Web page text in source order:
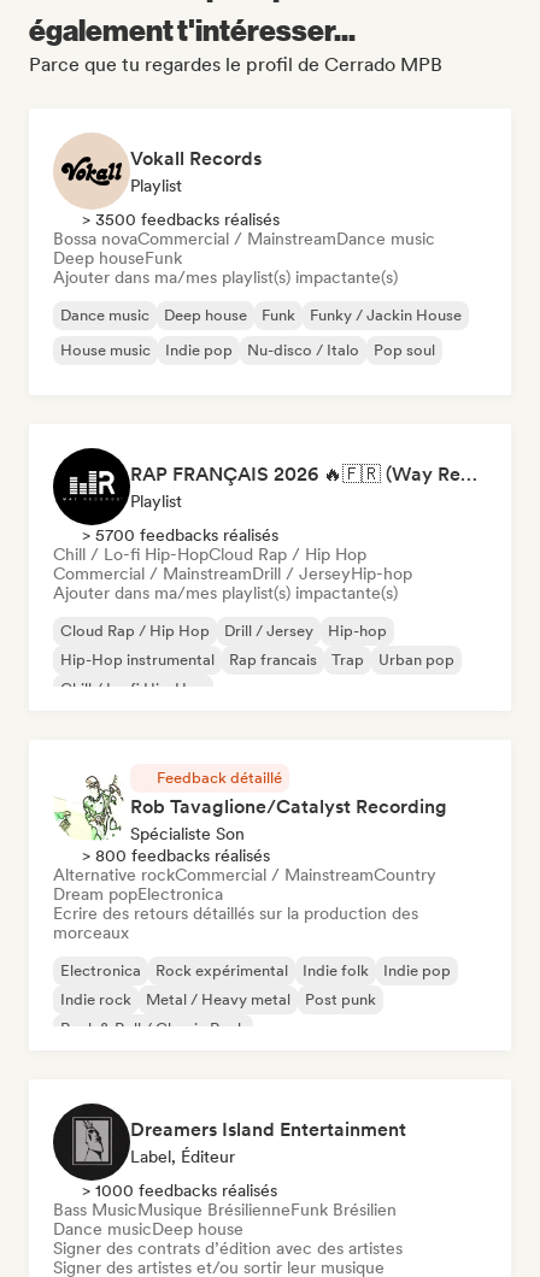
également t'intéresser...
Parce que tu regardes le profil de Cerrado MPB
Vokall Records
Playlist
> 3500 feedbacks réalisés
Bossa novaCommercial / MainstreamDance music
Deep houseFunk
Ajouter dans ma/mes playlist(s) impactante(s)
Dance music Deep house Funk
Funky / Jackin House
House music
Indie pop Nu-disco / Italo Pop soul
RAP FRANÇAIS 2026 🔥🇫🇷 (Way Records)
Playlist
> 5700 feedbacks réalisés
Chill / Lo-fi Hip-HopCloud Rap / Hip Hop
Commercial / MainstreamDrill / JerseyHip-hop
Ajouter dans ma/mes playlist(s) impactante(s)
Cloud Rap / Hip Hop Drill / Jersey
Hip-hop
Hip-Hop instrumental
Rap francais Trap
Urban pop
Chill / Lo-fi Hip-Hop
Feedback détaillé
Rob Tavaglione/Catalyst Recording
Spécialiste Son
> 800 feedbacks réalisés
Alternative rockCommercial / MainstreamCountry
Dream popElectronica
Ecrire des retours détaillés sur la production des
morceaux
Electronica Rock expérimental Indie folk
Indie pop
Indie rock
Metal / Heavy metal
Post punk
Rock & Roll / Classic Rock
Dreamers Island Entertainment
Label, Éditeur
> 1000 feedbacks réalisés
Bass MusicMusique BrésilienneFunk Brésilien
Dance musicDeep house
Signer des contrats d’édition avec des artistes
Signer des artistes et/ou sortir leur musique